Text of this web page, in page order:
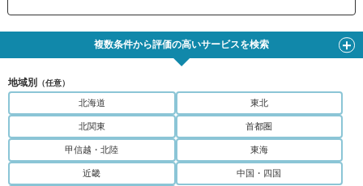
複数条件から評価の高いサービスを検索
地域別 （任意）
北海道 東北
北関東 首都圏
甲信越・北陸 東海
近畿 中国・四国